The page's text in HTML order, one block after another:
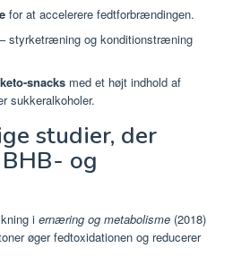
for at accelerere fedtforbrændingen.
– styrketræning og konditionstræning
snacks med et højt indhold af
sukkeralkoholer.
studier, der
og
i ernæring og metabolisme (2018)
øger fedtoxidationen og reducerer